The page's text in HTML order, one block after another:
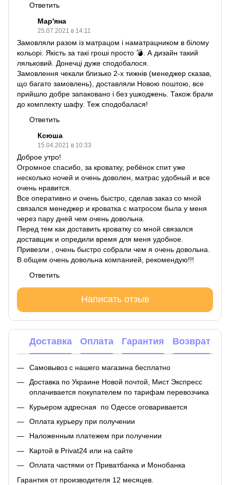
Ответить
Мар'яна
25.07.2021 в 14:11
Замовляли разом із матрацом і наматрацником в білому
кольорі. Якість за такі гроші просто 💣. А дизайн такий
ляльковий. Донечці дуже сподобалося.
Замовлення чекали близько 2-х тижнів (менеджер сказав,
що багато замовлень), доставляли Новою поштою, все
прийшло добре запаковано і без ушкоджень. Також брали
до комплекту шафу. Теж сподобалася!
Ответить
Ксюша
15.04.2021 в 10:33
Доброе утро!
Огромное спасибо, за кроватку, ребёнок спит уже
несколько ночей и очень доволен, матрас удобный и все
очень нравится.
Все оперативно и очень быстро, сделав заказ со мной
связался менеджер и кроватка с матросом была у меня
через пару дней чем очень довольна.
Перед тем как доставить кроватку со мной связался
доставщик и опредили время для меня удобное.
Привезли , очень быстро собрали чем я очень довольна.
В общем очень довольна компанией, рекомендую!!!
Ответить
Написать отзыв
Доставка Оплата Гарантия Возврат
Самовывоз с нашего магазина бесплатно
Доставка по Украине Новой почтой, Мист Экспресс
оплачивается покупателем по тарифам перевозчика
Курьером адресная по Одессе оговаривается
Оплата курьеру при получении
Наложенным платежем при получении
Картой в Privat24 или на сайте
Оплата частями от Приватбанка и Монобанка
Гарантия от производителя 12 месяцев.